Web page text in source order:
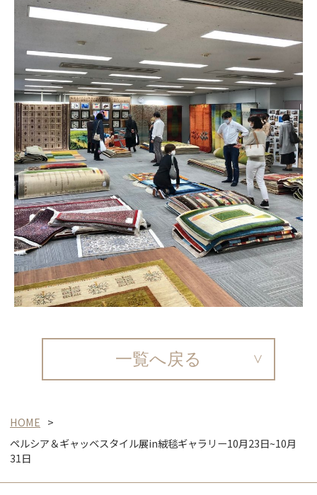
一覧へ戻る
HOME
ペルシア＆ギャッベスタイル展in絨毯ギャラリー10月23日~10月
31日